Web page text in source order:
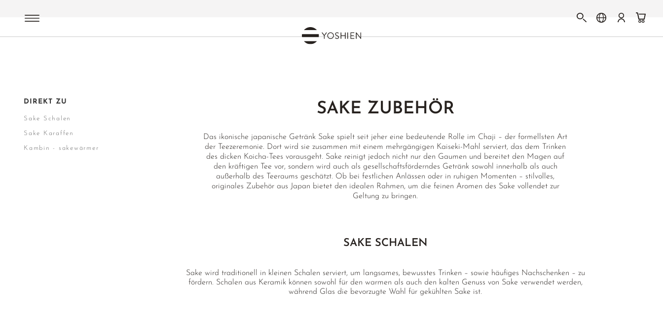
SAKE ZUBEHÖR
Das ikonische japanische Getränk Sake spielt seit jeher eine bedeutende Rolle im Chaji – der formellsten Art
der Teezeremonie. Dort wird sie zusammen mit einem mehrgängigen Kaiseki-Mahl serviert, das dem Trinken
des dicken Koicha-Tees vorausgeht. Sake reinigt jedoch nicht nur den Gaumen und bereitet den Magen auf
den kräftigen Tee vor, sondern wird auch als gesellschaftsförderndes Getränk sowohl innerhalb als auch
außerhalb des Teeraums geschätzt. Ob bei festlichen Anlässen oder in ruhigen Momenten – stilvolles,
originales Zubehör aus Japan bietet den idealen Rahmen, um die feinen Aromen des Sake vollendet zur
Geltung zu bringen.
SAKE SCHALEN
Sake wird traditionell in kleinen Schalen serviert, um langsames, bewusstes Trinken – sowie häufiges Nachschenken – zu
fördern. Schalen aus Keramik können sowohl für den warmen als auch den kalten Genuss von Sake verwendet werden,
während Glas die bevorzugte Wahl für gekühlten Sake ist.
DIREKT ZU
Sake Schalen
Sake Karaffen
Kambin - sakewärmer